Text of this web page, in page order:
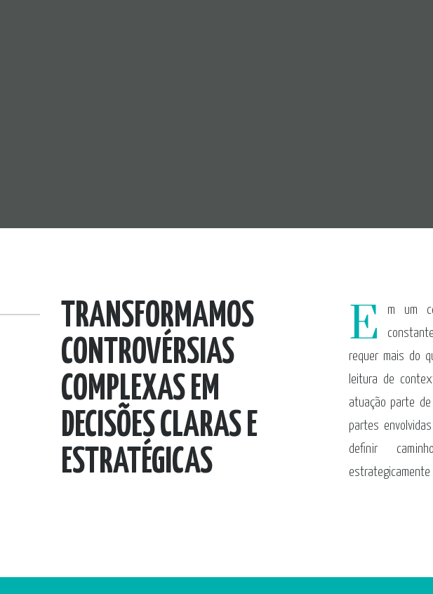
TRANSFORMAMOS
CONTROVÉRSIAS
COMPLEXAS EM
DECISÕES CLARAS E
ESTRATÉGICAS
E
m um
requer mais do
leitura de
atuação parte
partes
definir
estrategicamente